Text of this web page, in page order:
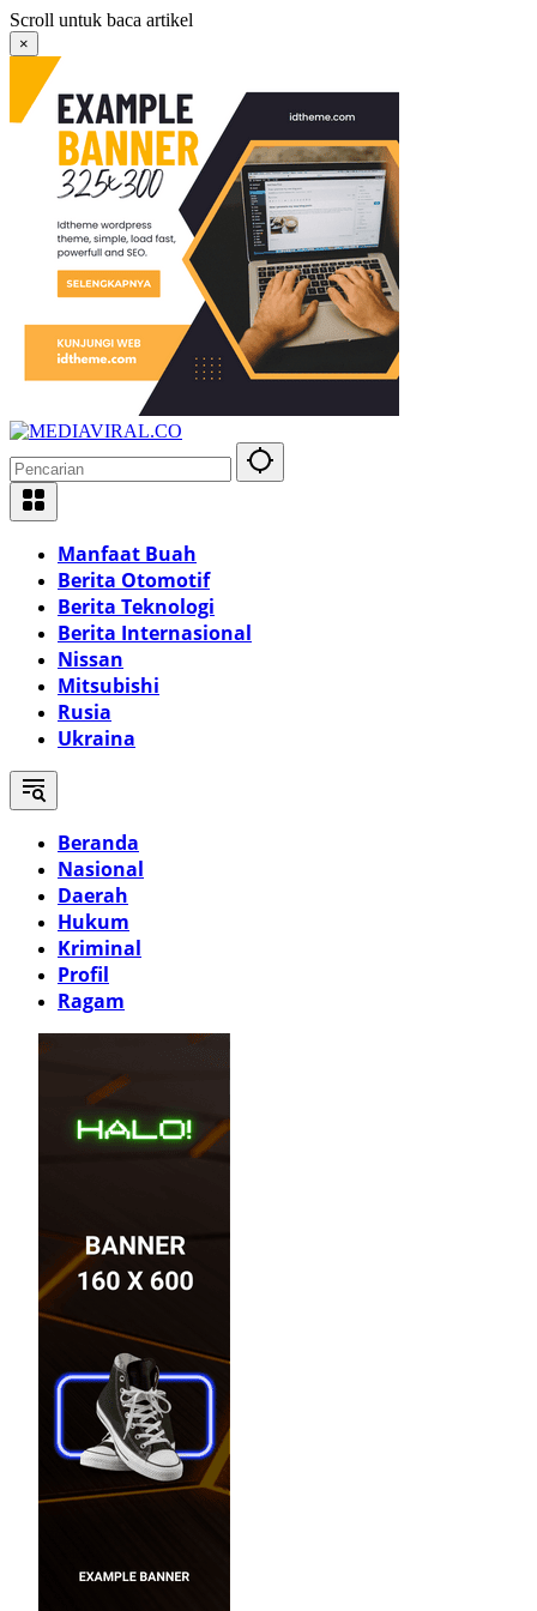
Langsung
ke
konten
Scroll untuk baca artikel
×
Manfaat Buah
Berita Otomotif
Berita Teknologi
Berita Internasional
Nissan
Mitsubishi
Rusia
Ukraina
Beranda
Nasional
Daerah
Hukum
Kriminal
Profil
Ragam